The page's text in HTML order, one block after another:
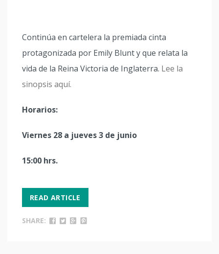
Continúa en cartelera la premiada cinta
protagonizada por Emily Blunt y que relata la
vida de la Reina Victoria de Inglaterra. Lee la
sinopsis aquí.
Horarios:
Viernes 28 a jueves 3 de junio
15:00 hrs.
READ ARTICLE
SHARE: